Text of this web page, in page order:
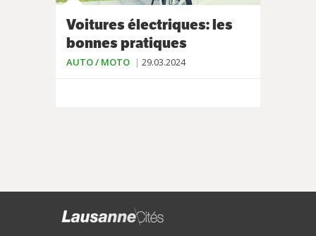
Voitures électriques: les
bonnes pratiques
AUTO / MOTO 29.03.2024